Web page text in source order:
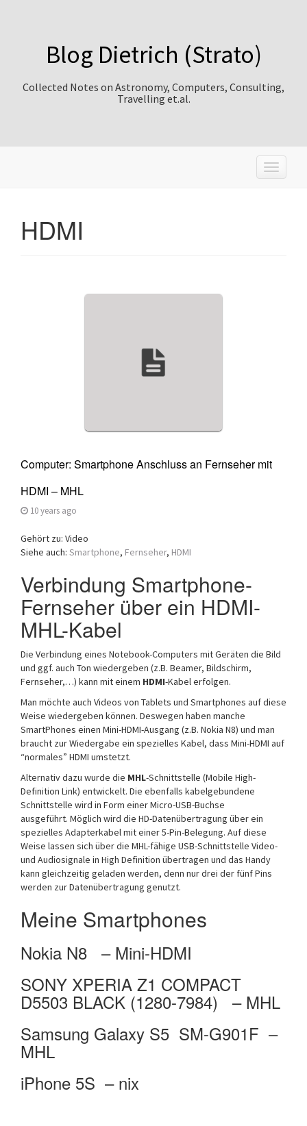
Blog Dietrich (Strato)
Collected Notes on Astronomy, Computers, Consulting,
Travelling et.al.
T
o
HDMI
Computer: Smartphone Anschluss an Fernseher mit
HDMI – MHL
10 years ago
Gehört zu: Video
Siehe auch: Smartphone, Fernseher, HDMI
Verbindung Smartphone-
Fernseher über ein HDMI-
MHL-Kabel
Die Verbindung eines Notebook-Computers mit Geräten die Bild
und ggf. auch Ton wiedergeben (z.B. Beamer, Bildschirm,
Fernseher,…) kann mit einem HDMI-Kabel erfolgen.
Man möchte auch Videos von Tablets und Smartphones auf diese
Weise wiedergeben können. Deswegen haben manche
SmartPhones einen Mini-HDMI-Ausgang (z.B. Nokia N8) und man
braucht zur Wiedergabe ein spezielles Kabel, dass Mini-HDMI auf
“normales” HDMI umstetzt.
Alternativ dazu wurde die MHL-Schnittstelle (Mobile High-
Definition Link) entwickelt. Die ebenfalls kabelgebundene
Schnittstelle wird in Form einer Micro-USB-Buchse
ausgeführt. Möglich wird die HD-Datenübertragung über ein
spezielles Adapterkabel mit einer 5-Pin-Belegung. Auf diese
Weise lassen sich über die MHL-fähige USB-Schnittstelle Video-
und Audiosignale in High Definition übertragen und das Handy
kann gleichzeitig geladen werden, denn nur drei der fünf Pins
werden zur Datenübertragung genutzt.
Meine Smartphones
Nokia N8 – Mini-HDMI
SONY XPERIA Z1 COMPACT
D5503 BLACK (1280-7984) – MHL
Samsung Galaxy S5 SM-G901F –
MHL
iPhone 5S – nix